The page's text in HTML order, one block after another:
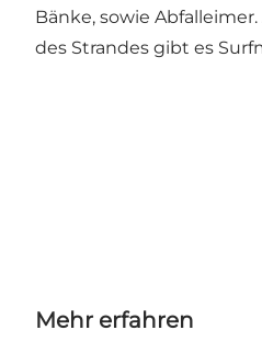
Bänke, sowie
des Strandes gibt es
Mehr erfahren